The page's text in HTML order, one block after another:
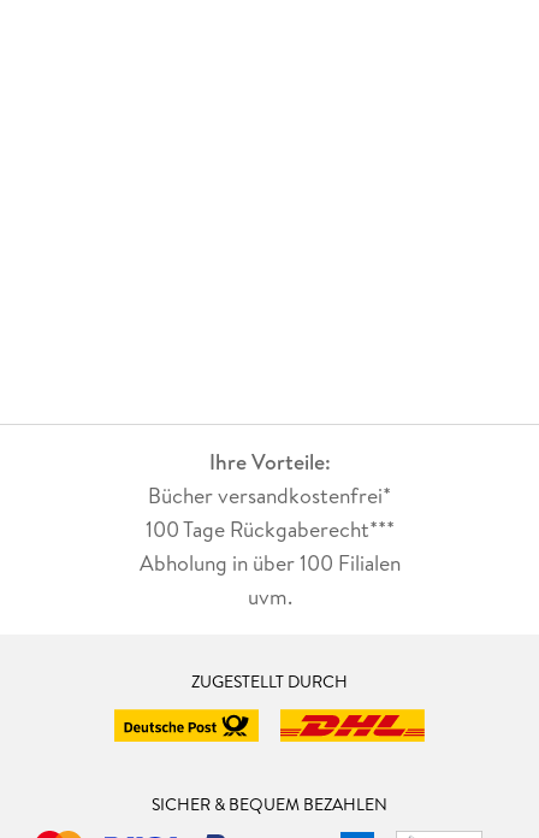
Ihre Vorteile:
Bücher versandkostenfrei*
100 Tage Rückgaberecht***
Abholung in über 100 Filialen
uvm.
ZUGESTELLT DURCH
SICHER & BEQUEM BEZAHLEN